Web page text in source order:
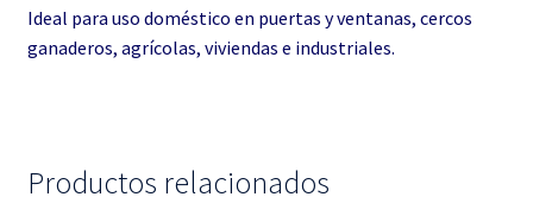
Ideal para uso doméstico en puertas y ventanas, cercos
ganaderos, agrícolas, viviendas e industriales.
Productos relacionados